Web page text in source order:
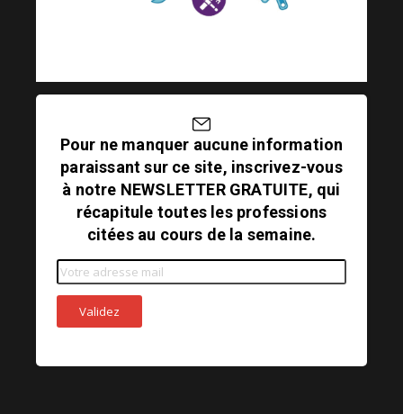
Pour ne manquer aucune information
paraissant sur ce site, inscrivez-vous
à notre NEWSLETTER GRATUITE, qui
récapitule toutes les professions
citées au cours de la semaine.